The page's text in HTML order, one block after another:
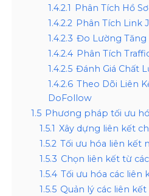
1.4.2.1 Phân Tích Hồ
1.4.2.2 Phân Tích Link
1.4.2.3 Đo Lường Tăng
1.4.2.4 Phân Tích
1.4.2.5 Đánh Giá Chất
1.4.2.6 Theo Dõi Liên
DoFollow
1.5 Phương pháp tối ưu
1.5.1 Xây dựng liên kết
1.5.2 Tối ưu hóa liên kết
1.5.3 Chọn liên kết từ
1.5.4 Tối ưu hóa các liên
1.5.5 Quản lý các liên